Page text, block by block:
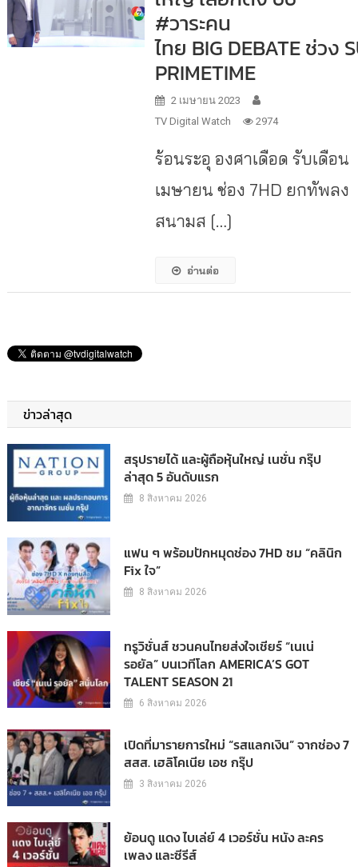
#วาระคน
ไทย BIG DEBATE ช่วง
PRIMETIME
2 เมษายน 2023
TV Digital Watch
2974
ร้อนระอุ องศาเดือด รับเดือน
เมษายน ช่อง 7HD ยกทัพลง
สนามส […]
อ่านต่อ
ข่าวล่าสุด
สรุปรายได้ และผู้ถือหุ้นใหญ่ เนชั่น กรุ๊ป
ล่าสุด 5 อันดับแรก
8 สิงหาคม 2026
แฟน ๆ พร้อมปักหมุดช่อง 7HD ชม “คลินิก
Fix ใจ”
8 สิงหาคม 2026
ทรูวิชั่นส์ ชวนคนไทยส่งใจเชียร์ “เนเน่
รอยัล” บนเวทีโลก AMERICA’S GOT
TALENT SEASON 21
6 สิงหาคม 2026
เปิดที่มารายการใหม่ “รสแลกเงิน” จากช่อง 7
สสส. เฮลิโคเนีย เอช กรุ๊ป
3 สิงหาคม 2026
ย้อนดู แดง ไบเล่ย์ 4 เวอร์ชั่น หนัง ละคร
เพลง และซีรีส์